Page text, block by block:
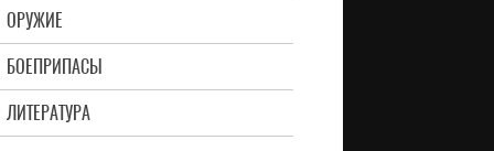
ОРУЖИЕ
БОЕПРИПАСЫ
ЛИТЕРАТУРА